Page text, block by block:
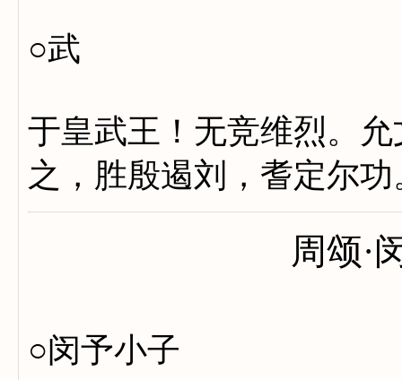
○武
于皇武王！无竞维烈。
之，胜殷遏刘，耆定尔功
周颂·
○闵予小子